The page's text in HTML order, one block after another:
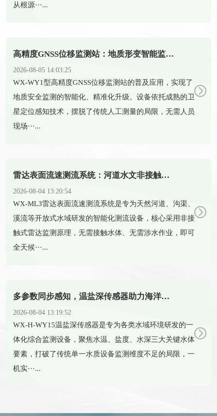
从根源···...
高精度GNSS位移监测站：地质形变智能监测守护全域安全
2026-08-05 14:03:25
​WX-WY1型高精度GNSS位移监测站的普及应用，实现了
地质安全监测的智能化、精准化升级。设备依托成熟的卫
星定位感知技术，摆脱了传统人工测量的局限，无需人员
现场···...
雷达表面流速测流系统：河道水文非接触式智能测流设备
2026-08-04 13:20:54
​WX-ML3雷达表面流速测流系统是专为天然河道、沟渠、
溪流等开放式水域研发的智能化测流设备，核心采用非接
触式雷达监测原理，无需接触水体、无需涉水作业，即可
全天候···...
多参数同步感知，温盐深传感器助力海洋科研新发展
2026-08-04 13:19:52
​WX-H-WY15温盐深传感器是专为各类水域环境研发的一
体化综合监测设备，聚焦水温、盐度、水深三大关键水体
要素，打破了传统单一水质设备监测维度不足的局限，一
机实···...